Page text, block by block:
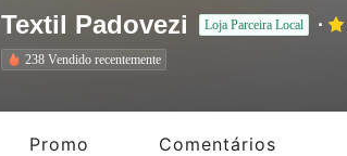
Textil Padovezi Loja Parceira Local
238 Vendido recentemente
Promo Comentários